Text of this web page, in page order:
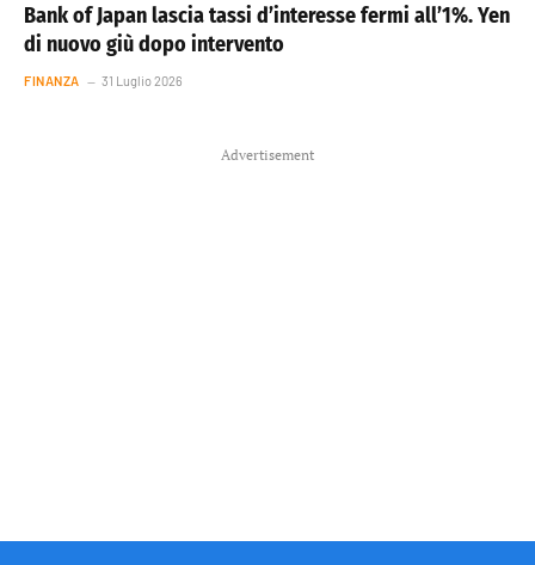
Bank of Japan lascia tassi d’interesse fermi all’1%. Yen
di nuovo giù dopo intervento
FINANZA 31 Luglio 2026
Advertisement